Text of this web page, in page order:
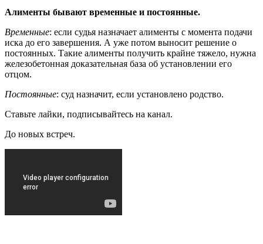
Алименты бывают временные и постоянные.
Временные: если судья назначает алименты с момента подачи
иска до его завершения. А уже потом выносит решение о
постоянных. Такие алименты получить крайне тяжело, нужна
железобетонная доказательная база об установлении его
отцом.
Постоянные: суд назначит, если установлено родство.
Ставьте лайки, подписывайтесь на канал.
До новых встреч.